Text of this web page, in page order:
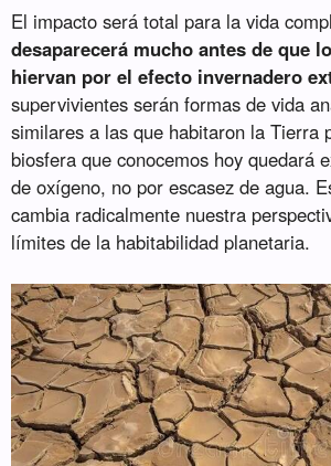
El impacto será total para la vida
desaparecerá mucho antes de que
hiervan por el efecto invernadero
supervivientes serán formas de vida
similares a las que habitaron la Tierra
biosfera que conocemos hoy quedará
de oxígeno, no por escasez de agua.
cambia radicalmente nuestra
límites de la habitabilidad planetaria.